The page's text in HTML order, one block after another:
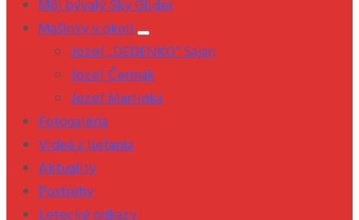
Môj bývalý Sky Glider
Mašinky v okolí
Jozef „DEDENKO“ Sajan
Jozef Čermák
Jozef Martinka
Fotogaléria
Videá z lietania
Aktuality
Postrehy